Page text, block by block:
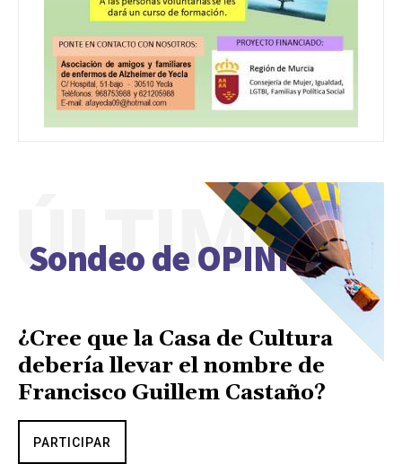
Sondeo de OPINIÓN
ÚLTIMO
¿Cree que la Casa de Cultura
debería llevar el nombre de
Francisco Guillem Castaño?
PARTICIPAR